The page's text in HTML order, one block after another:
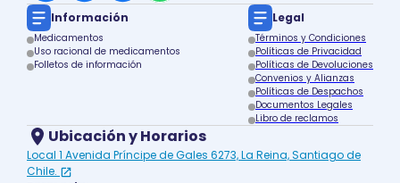
Información
Medicamentos
Uso racional de medicamentos
Folletos de información
Legal
Términos y Condiciones
Políticas de Privacidad
Políticas de Devoluciones
Convenios y Alianzas
Políticas de Despachos
Documentos Legales
Libro de reclamos
Ubicación y Horarios
Local 1 Avenida Príncipe de Gales 6273, La Reina, Santiago de
Chile.